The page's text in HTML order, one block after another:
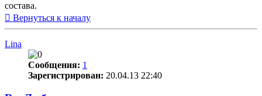
состава.
Вернуться к началу
Lina
Сообщения: 1
Зарегистрирован: 20.04.13 22:40